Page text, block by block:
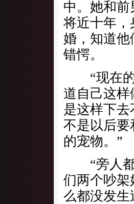
中。她和
将近十年
婚，知道
错愕。
“现在的
道自己这
是这样下
不是以后
的宠物。”
“旁人都
们两个吵
么都没发